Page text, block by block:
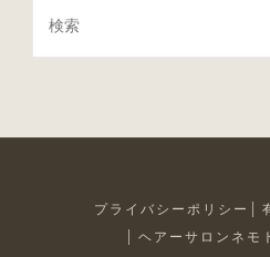
き
で
プライバシーポリシー
ヘアーサロンネモ